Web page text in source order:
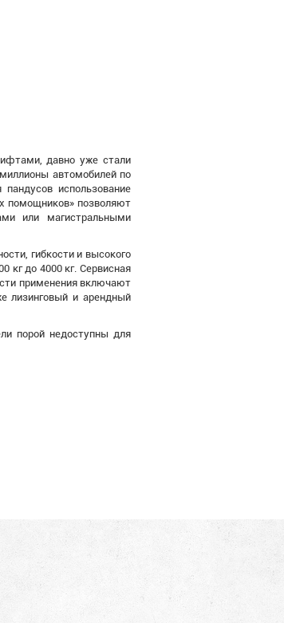
давно уже стали
автомобилей по
использование
помощников» позволяют
или магистральными
гибкости и высокого
кг до 4000 кг. Сервисная
применения включают
лизинговый и арендный
порой недоступны для